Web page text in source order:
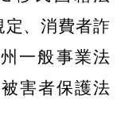
定、消費者詐
一般事業法
害者保護法